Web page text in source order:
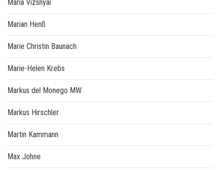
Maria Vizsnyai
Marian Henß
Marie Christin Baunach
Marie-Helen Krebs
Markus del Monego MW
Markus Hirschler
Martin Kammann
Max Johne